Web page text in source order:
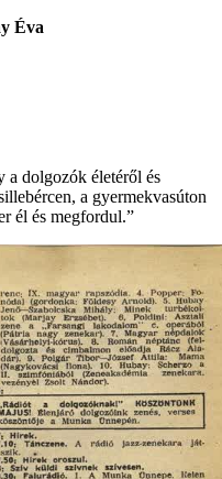
Éva
a dolgozók életéről és
a gyermekvasúton
él és megfordul.”